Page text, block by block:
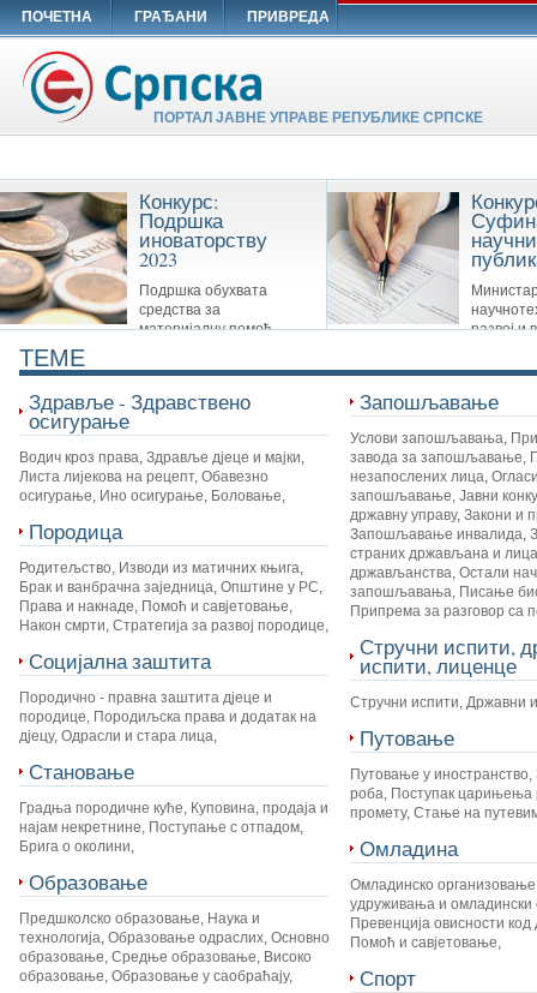
ПОЧЕТНА ГРАЂАНИ ПРИВРЕДА
ПОРТАЛ ЈАВНЕ УПРАВЕ РЕПУБЛИКЕ СРПСКЕ
развој и
публикације: Научне
Конкурс:
Подршка
иноваторству
2023
Подршка обухвата
средства за
материјалну помоћ
иноватора Републике Српске,
иноватора и другим
TEME
Здравље - Здравствено
осигурање
Водич кроз права, Здравље дјеце и мајки,
Листа лијекова на рецепт, Обавезно
осигурање, Ино осигурање, Боловање,
Породица
Родитељство, Изводи из матичних књига,
Брак и ванбрачна заједница, Општине у РС,
Права и накнаде, Помоћ и савјетовање,
Након смрти, Стратегија за развој породице,
Социјална заштита
Породично - правна заштита дјеце и
породице, Породиљска права и додатак на
дјецу, Одрасли и стара лица,
Становање
Градња породичне куће, Куповина, продаја и
најам некретнине, Поступање с отпадом,
Брига о околини,
Образовање
Предшколско образовање, Наука и
технологија, Образовање одраслих, Основно
образовање, Средње образовање, Високо
образовање, Образовање у саобраћају,
Запошљавање
Услови запошљавања,
завода за запошљавање,
незапослених лица,
запошљавање, Јавни
државну управу, Закони и
Запошљавање инвалида,
страних држављана и
држављанства, Остали
запошљавања, Писање
Припрема за разговор са
Стручни испити,
испити, лиценце
Стручни испити, Државни
Путовање
Путовање у иностранство,
роба, Поступак царињења
промету, Стање на
Омладина
Омладинско организовање
удруживања и омладински
Превенција овисности код
Помоћ и савјетовање,
Спорт